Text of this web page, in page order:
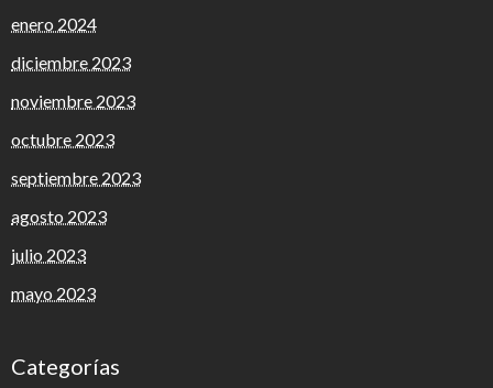
enero 2024
diciembre 2023
noviembre 2023
octubre 2023
septiembre 2023
agosto 2023
julio 2023
mayo 2023
Categorías